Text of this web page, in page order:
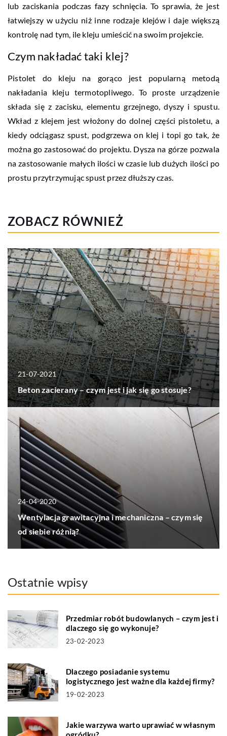
lub zaciskania podczas fazy schnięcia. To sprawia, że jest
łatwiejszy w użyciu niż inne rodzaje klejów i daje większą
kontrolę nad tym, ile kleju umieścić na swoim projekcie.
Czym nakładać taki klej?
Pistolet do kleju na gorąco jest popularną metodą
nakładania kleju termotopliwego. To proste urządzenie
składa się z zacisku, elementu grzejnego, dyszy i spustu.
Wkład z klejem jest włożony do dolnej części pistoletu, a
kiedy odciągasz spust, podgrzewa on klej i topi go tak, że
można go zastosować do projektu. Dysza na górze pozwala
na zastosowanie małych ilości w czasie lub dużych ilości po
prostu przytrzymując spust przez dłuższy czas.
ZOBACZ RÓWNIEŻ
21-07-2021
Beton zacierany – czym jest i jak się go stosuje?
24-04-2020
Wentylacja grawitacyjna i mechaniczna – czym się
od siebie różnią?
Ostatnie wpisy
Przedmiar robót budowlanych – czym jest i
dlaczego się go wykonuje?
23-02-2023
Dlaczego posiadanie systemu
logistycznego jest ważne dla każdej firmy?
19-02-2023
Jakie warzywa warto uprawiać w własnym